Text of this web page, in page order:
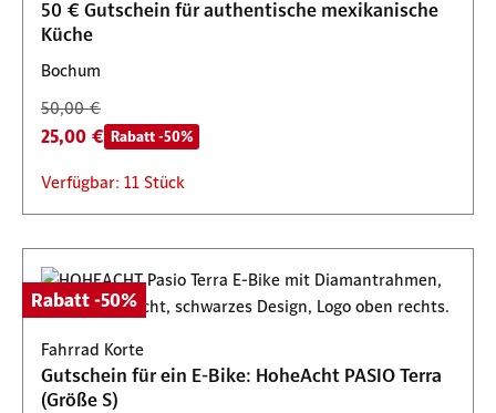
50 € Gutschein für authentische mexikanische
Küche
Bochum
50,00 €
25,00 € Rabatt -50%
Verfügbar: 11 Stück
Rabatt -50%
Fahrrad Korte
Gutschein für ein E-Bike: HoheAcht PASIO Terra
(Größe S)